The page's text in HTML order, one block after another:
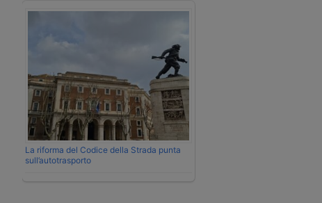
La riforma del Codice della Strada punta
sull’autotrasporto